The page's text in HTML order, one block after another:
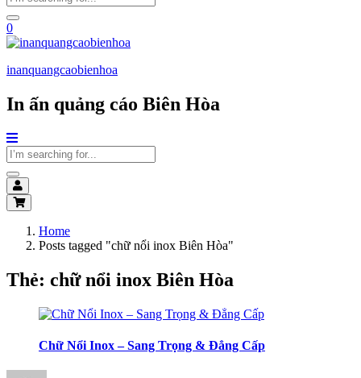
0
inanquangcaobienhoa
In ấn quảng cáo Biên Hòa
Home
Posts tagged "chữ nổi inox Biên Hòa"
Thẻ: chữ nổi inox Biên Hòa
Chữ Nổi Inox – Sang Trọng & Đẳng Cấp